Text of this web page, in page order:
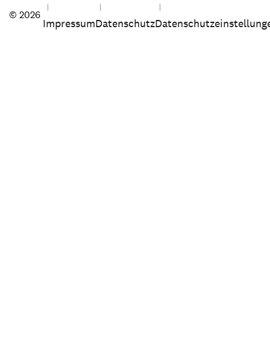
© 2026
ImpressumDatenschutz